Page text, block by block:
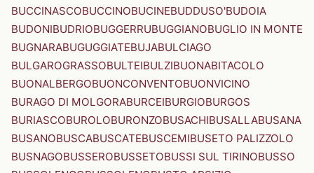
BUCCINASCOBUCCINOBUCINEBUDDUSO'BUDOIA
BUDONIBUDRIOBUGGERRUBUGGIANOBUGLIO IN MONTE
BUGNARABUGUGGIATEBUJABULCIAGO
BULGAROGRASSOBULTEIBULZIBUONABITACOLO
BUONALBERGOBUONCONVENTOBUONVICINO
BURAGO DI MOLGORABURCEIBURGIOBURGOS
BURIASCOBUROLOBURONZOBUSACHIBUSALLABUSANA
BUSANOBUSCABUSCATEBUSCEMIBUSETO PALIZZOLO
BUSNAGOBUSSEROBUSSETOBUSSI SUL TIRINOBUSSO